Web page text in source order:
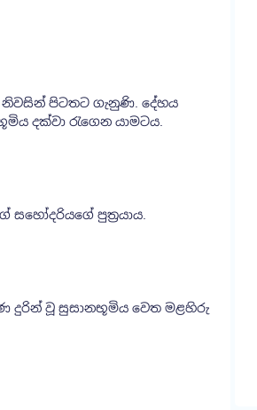
නිවසින් පිටතට ගැනුණි. දේහය
දක්වා රැගෙන යාමටය.
පුත්‍රයාය.
දුරින් වූ සුසානභූමිය වෙත මළහිරු